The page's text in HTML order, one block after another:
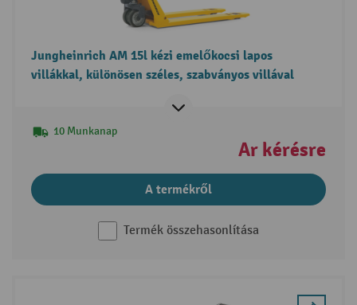
Jungheinrich AM 15l kézi emelőkocsi lapos
villákkal, különösen széles, szabványos villával
10 Munkanap
Ár kérésre
A termékről
Termék összehasonlítása